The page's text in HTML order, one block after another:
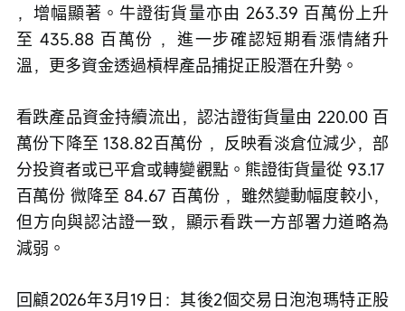
，增幅顯著。牛證街貨量亦由 263.39 百萬份上升
至 435.88 百萬份 ，進一步確認短期看漲情緒升
溫，更多資金透過槓桿產品捕捉正股潛在升勢。
看跌產品資金持續流出，認沽證街貨量由 220.00 百
萬份下降至 138.82百萬份 ，反映看淡倉位減少，部
分投資者或已平倉或轉變觀點。熊證街貨量從 93.17
百萬份 微降至 84.67 百萬份 ，雖然變動幅度較小，
但方向與認沽證一致，顯示看跌一方部署力道略為
減弱。
回顧2026年3月19日：其後2個交易日泡泡瑪特正股